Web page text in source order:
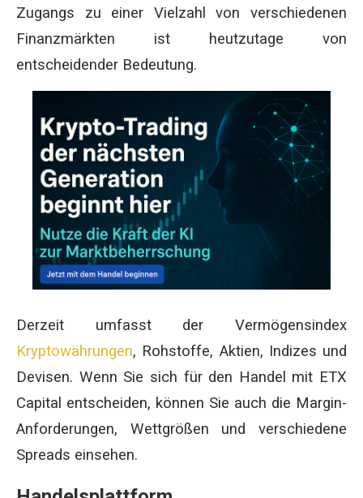
Zugangs zu einer Vielzahl von verschiedenen
Finanzmärkten ist heutzutage von
entscheidender Bedeutung.
Derzeit umfasst der Vermögensindex
Kryptowährungen, Rohstoffe, Aktien, Indizes und
Devisen. Wenn Sie sich für den Handel mit ETX
Capital entscheiden, können Sie auch die Margin-
Anforderungen, Wettgrößen und verschiedene
Spreads einsehen.